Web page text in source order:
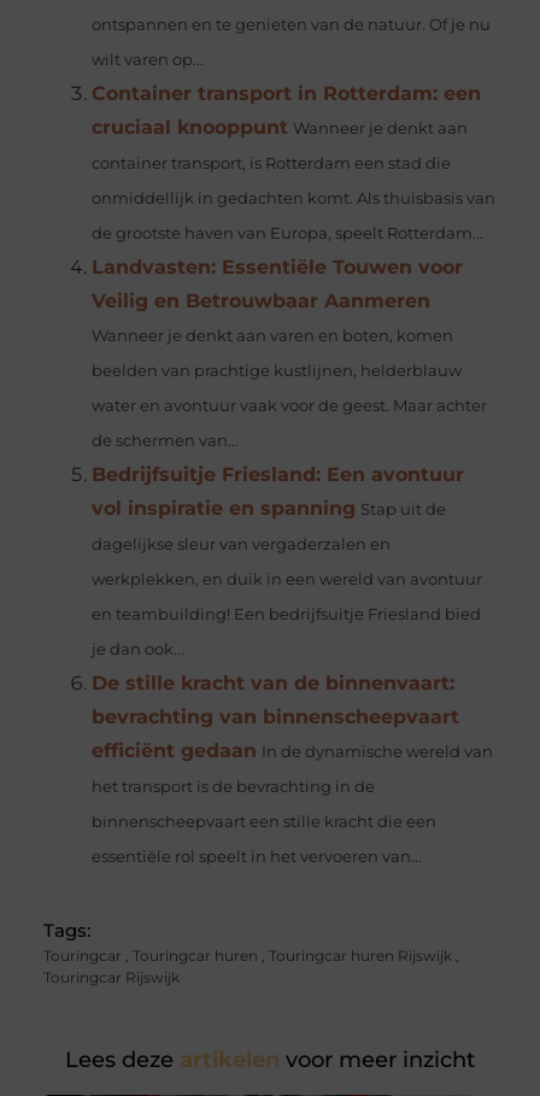
ontspannen en te genieten van de natuur. Of je nu
wilt varen op...
Container transport in Rotterdam: een
cruciaal knooppunt Wanneer je denkt aan
container transport, is Rotterdam een stad die
onmiddellijk in gedachten komt. Als thuisbasis van
de grootste haven van Europa, speelt Rotterdam...
Landvasten: Essentiële Touwen voor
Veilig en Betrouwbaar Aanmeren
Wanneer je denkt aan varen en boten, komen
beelden van prachtige kustlijnen, helderblauw
water en avontuur vaak voor de geest. Maar achter
de schermen van...
Bedrijfsuitje Friesland: Een avontuur
vol inspiratie en spanning Stap uit de
dagelijkse sleur van vergaderzalen en
werkplekken, en duik in een wereld van avontuur
en teambuilding! Een bedrijfsuitje Friesland bied
je dan ook...
De stille kracht van de binnenvaart:
bevrachting van binnenscheepvaart
efficiënt gedaan In de dynamische wereld van
het transport is de bevrachting in de
binnenscheepvaart een stille kracht die een
essentiële rol speelt in het vervoeren van...
Tags:
Touringcar , Touringcar huren , Touringcar huren Rijswijk,
Touringcar Rijswijk
Lees deze artikelen voor meer inzicht